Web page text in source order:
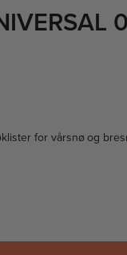
0
for vårsnø og